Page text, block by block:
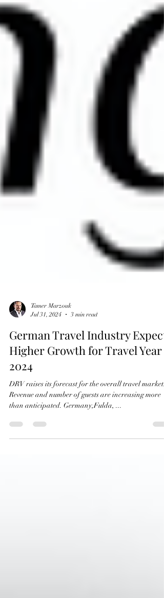
Jul 31, 2024
3 min read
German Travel Industry Expects
Higher Growth for Travel Year
2024
DRV raises its forecast for the overall travel market:
than anticipated. Germany,Fulda, ...